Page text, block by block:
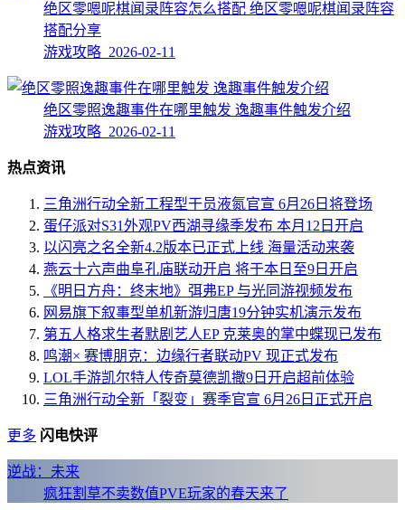
绝区零嗯呢棋闻录阵容怎么搭配 绝区零嗯呢棋闻录阵容
搭配分享
游戏攻略 2026-02-11
绝区零照逸趣事件在哪里触发 逸趣事件触发介绍
游戏攻略 2026-02-11
热点资讯
三角洲行动全新工程型干员液氮官宣 6月26日将登场
蛋仔派对S31外观PV西湖寻缘季发布 本月12日开启
以闪亮之名全新4.2版本已正式上线 海量活动来袭
燕云十六声曲阜孔庙联动开启 将于本日至9日开启
《明日方舟：终末地》弭弗EP 与光同游视频发布
网易旗下叙事型单机新游归唐19分钟实机演示发布
第五人格求生者默剧艺人EP 克莱奥的掌中蝶现已发布
鸣潮× 赛博朋克：边缘行者联动PV 现正式发布
LOL手游凯尔特人传奇莫德凯撒9日开启超前体验
三角洲行动全新「裂变」赛季官宣 6月26日正式开启
更多 闪电快评
逆战：未来
疯狂割草不卖数值PVE玩家的春天来了